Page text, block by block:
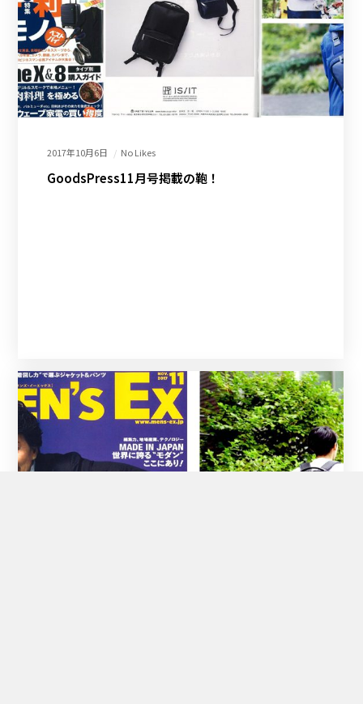
2017年10月6日 No Likes
GoodsPress11月号掲載の鞄！